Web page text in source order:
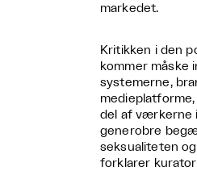
markedet.
Kritikken i den
kommer måske
systemerne,
del af værkerne
generobre
seksualiteten
forklarer